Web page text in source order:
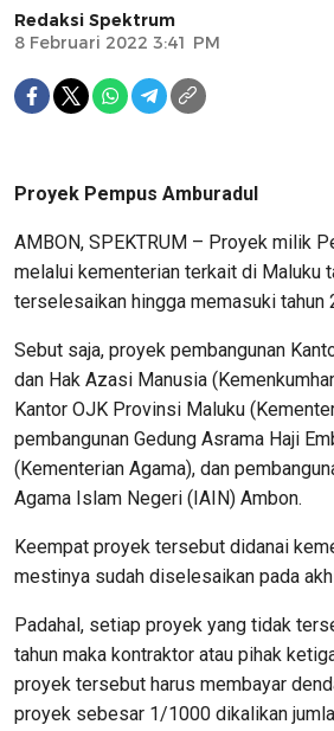
Redaksi Spektrum
8 Februari 2022 3:41 PM
Proyek Pempus Amburadul
AMBON, SPEKTRUM – Proyek milik
melalui kementerian terkait di Maluku
terselesaikan hingga memasuki tahun
Sebut saja, proyek pembangunan
dan Hak Azasi Manusia
Kantor OJK Provinsi Maluku
pembangunan Gedung Asrama Haji
(Kementerian Agama), dan
Agama Islam Negeri (IAIN) Ambon.
Keempat proyek tersebut didanai
mestinya sudah diselesaikan pada
Padahal, setiap proyek yang tidak
tahun maka kontraktor atau pihak
proyek tersebut harus membayar
proyek sebesar 1/1000 dikalikan